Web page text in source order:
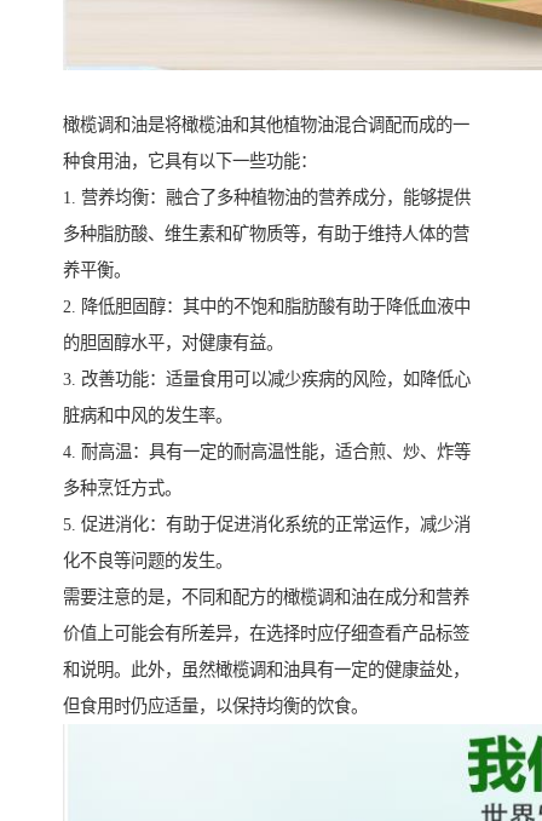
橄榄调和油是将橄榄油和其他植物油混合调配而成的一
种食用油，它具有以下一些功能：
1. 营养均衡：融合了多种植物油的营养成分，能够提供
多种脂肪酸、维生素和矿物质等，有助于维持人体的营
养平衡。
2. 降低胆固醇：其中的不饱和脂肪酸有助于降低血液中
的胆固醇水平，对健康有益。
3. 改善功能：适量食用可以减少疾病的风险，如降低心
脏病和中风的发生率。
4. 耐高温：具有一定的耐高温性能，适合煎、炒、炸等
多种烹饪方式。
5. 促进消化：有助于促进消化系统的正常运作，减少消
化不良等问题的发生。
需要注意的是，不同和配方的橄榄调和油在成分和营养
价值上可能会有所差异，在选择时应仔细查看产品标签
和说明。此外，虽然橄榄调和油具有一定的健康益处，
但食用时仍应适量，以保持均衡的饮食。